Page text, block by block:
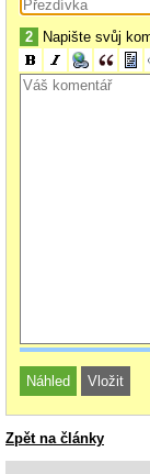
2 Napište svůj
Zpět na články